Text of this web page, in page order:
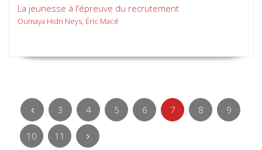
La jeunesse à l'épreuve du recrutement
Oumaya Hidri Neys, Éric Macé
3 4 5 6 7 8 9
10 11